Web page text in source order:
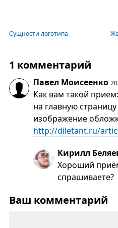
Сущности логотипа
1 комментарий
Павел Моисеенко
Как вам такой
на главную
изображение
http://diletant.ru/
Кирилл
Хороший
спрашиваете?
Ваш комментарий